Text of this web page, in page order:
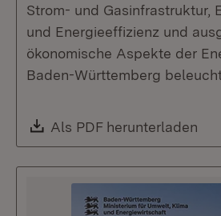
Strom- und Gasinfrastruktur,
und Energieeffizienz und
ökonomische Aspekte der
Baden-Württemberg
Download:
Als PDF herunterladen